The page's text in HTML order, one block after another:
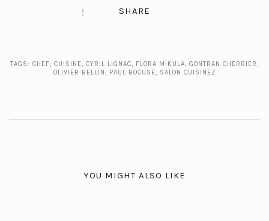
SHARE
TAGS: CHEF, CUISINE, CYRIL LIGNAC, FLORA MIKULA, GONTRAN CHERRIER,
OLIVIER BELLIN, PAUL BOCUSE, SALON CUISINEZ
YOU MIGHT ALSO LIKE